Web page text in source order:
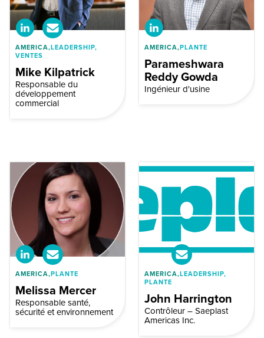
AMERICA,LEADERSHIP,
VENTES
Mike Kilpatrick
Responsable du
développement
commercial
AMERICA,PLANTE
Parameshwara
Reddy Gowda
Ingénieur d'usine
AMERICA,PLANTE
Melissa Mercer
Responsable santé,
sécurité et environnement
AMERICA,LEADERSHIP,
PLANTE
John Harrington
Contrôleur – Saeplast
Americas Inc.